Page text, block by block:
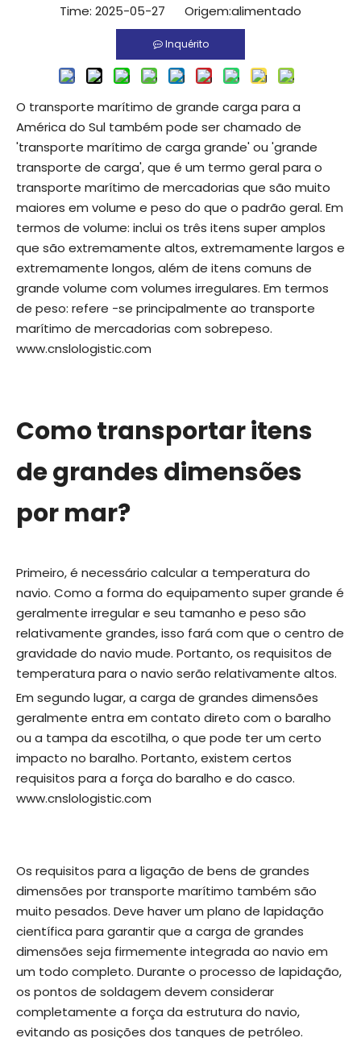
Time: 2025-05-27 Origem:alimentado
Inquérito
O transporte marítimo de grande carga para a
América do Sul também pode ser chamado de
'transporte marítimo de carga grande' ou 'grande
transporte de carga', que é um termo geral para o
transporte marítimo de mercadorias que são muito
maiores em volume e peso do que o padrão geral. Em
termos de volume: inclui os três itens super amplos
que são extremamente altos, extremamente largos e
extremamente longos, além de itens comuns de
grande volume com volumes irregulares. Em termos
de peso: refere -se principalmente ao transporte
marítimo de mercadorias com sobrepeso.
www.cnslologistic.com
Como transportar itens
de grandes dimensões
por mar?
Primeiro, é necessário calcular a temperatura do
navio. Como a forma do equipamento super grande é
geralmente irregular e seu tamanho e peso são
relativamente grandes, isso fará com que o centro de
gravidade do navio mude. Portanto, os requisitos de
temperatura para o navio serão relativamente altos.
Em segundo lugar, a carga de grandes dimensões
geralmente entra em contato direto com o baralho
ou a tampa da escotilha, o que pode ter um certo
impacto no baralho. Portanto, existem certos
requisitos para a força do baralho e do casco.
www.cnslologistic.com
Os requisitos para a ligação de bens de grandes
dimensões por transporte marítimo também são
muito pesados. Deve haver um plano de lapidação
científica para garantir que a carga de grandes
dimensões seja firmemente integrada ao navio em
um todo completo. Durante o processo de lapidação,
os pontos de soldagem devem considerar
completamente a força da estrutura do navio,
evitando as posições dos tanques de petróleo.